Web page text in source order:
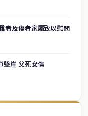
者及傷者家屬致以慰問
墜崖 父死女傷
中文新聞媒體，致力於